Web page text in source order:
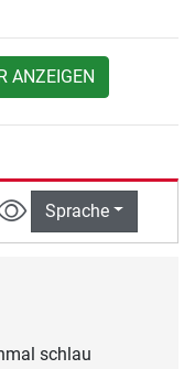
ANZEIGEN
Sprache
schlau